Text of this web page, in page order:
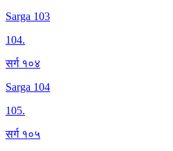
Sarga 103
104.
सर्ग १०४
Sarga 104
105.
सर्ग १०५